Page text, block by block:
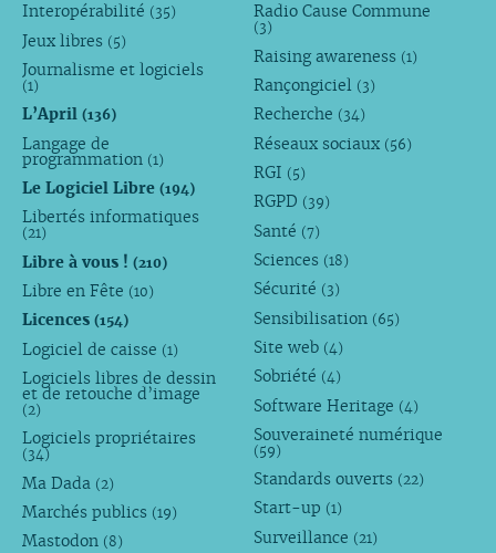
Interopérabilité (35)
Jeux libres (5)
Journalisme et logiciels
(1)
L’April (136)
Langage de
programmation (1)
Le Logiciel Libre (194)
Libertés informatiques
(21)
Libre à vous ! (210)
Libre en Fête (10)
Licences (154)
Logiciel de caisse (1)
Logiciels libres de dessin
et de retouche d’image
(2)
Logiciels propriétaires
(34)
Ma Dada (2)
Marchés publics (19)
Mastodon (8)
Radio Cause Commune
(3)
Raising awareness (1)
Rançongiciel (3)
Recherche (34)
Réseaux sociaux (56)
RGI (5)
RGPD (39)
Santé (7)
Sciences (18)
Sécurité (3)
Sensibilisation (65)
Site web (4)
Sobriété (4)
Software Heritage (4)
Souveraineté numérique
(59)
Standards ouverts (22)
Start-up (1)
Surveillance (21)